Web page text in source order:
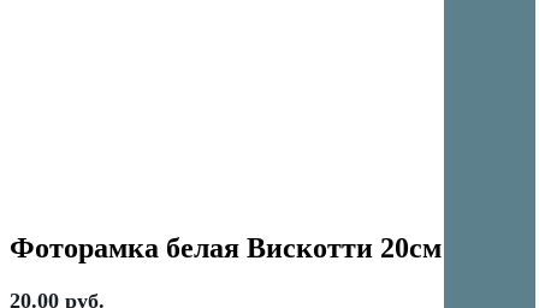
Фоторамка белая Вискотти 20см
20.00 руб.